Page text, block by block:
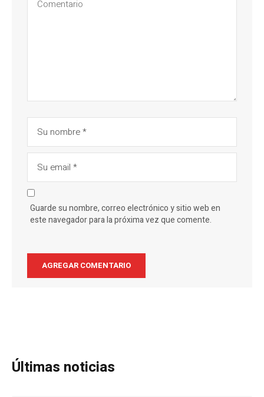
Guarde su nombre, correo electrónico y sitio web en
este navegador para la próxima vez que comente.
Últimas noticias